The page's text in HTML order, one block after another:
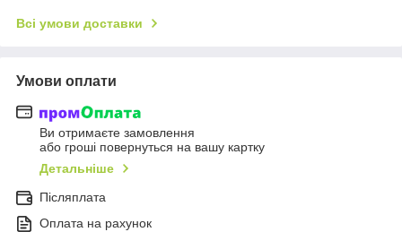
Всі умови доставки
Умови оплати
Ви отримаєте замовлення
або гроші повернуться на вашу картку
Детальніше
Післяплата
Оплата на рахунок